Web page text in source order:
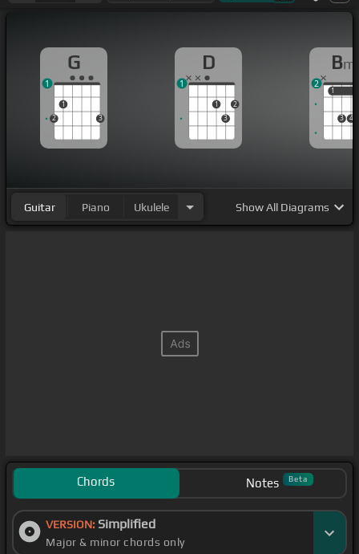
[A]mi amor
canto un país sin fin, el mar, la
tierra
G
2
1
3
1
D
1
3
2
1
Bm
1
3 4
1
2
Guitar Piano Ukulele ShowAll Diagrams
Chords Notes Beta
VERSION: Simplified
Major & minor chords only